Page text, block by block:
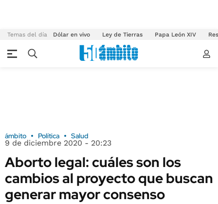
Temas del día Dólar en vivo Ley de Tierras Papa León XIV
ámbito Política Salud
9 de diciembre 2020 - 20:23
Aborto legal: cuáles son los
cambios al proyecto que buscan
generar mayor consenso